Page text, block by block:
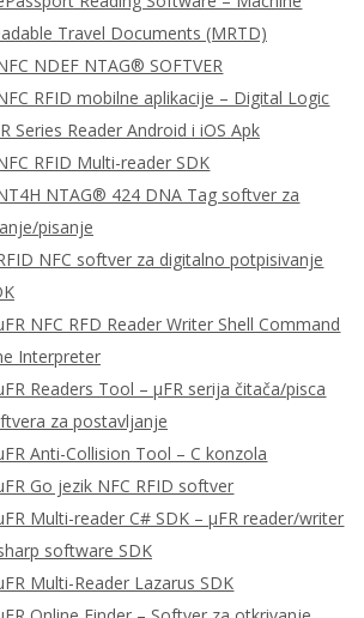
Travel Documents (MRTD)
NDEF NTAG® SOFTVER
RFID mobilne aplikacije – Digital Logic
Series Reader Android i iOS Apk
RFID Multi-reader SDK
NTAG® 424 DNA Tag softver za
pisanje
NFC softver za digitalno potpisivanje
NFC RFD Reader Writer Shell Command
Interpreter
Readers Tool – μFR serija čitača/pisca
za postavljanje
Anti-Collision Tool – C konzola
Go jezik NFC RFID softver
Multi-reader C# SDK – μFR reader/writer
software SDK
Multi-Reader Lazarus SDK